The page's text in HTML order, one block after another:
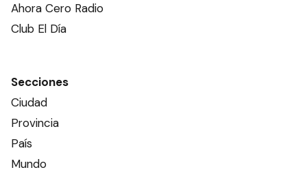
Ahora Cero Radio
Club El Día
Secciones
Ciudad
Provincia
País
Mundo